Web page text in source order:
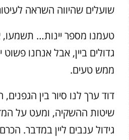
שועלים שהיווה השראה
טעמנו מספר יינות… תשמעו,
גדולים ביין, אבל אנחנו פשוט
ממש טעים.
דוד ערך לנו סיור בין
שיטות ההשקיה, ומעט על